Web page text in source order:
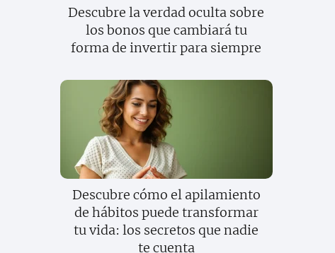
Descubre la verdad oculta sobre
los bonos que cambiará tu
forma de invertir para siempre
Descubre cómo el apilamiento
de hábitos puede transformar
tu vida: los secretos que nadie
te cuenta